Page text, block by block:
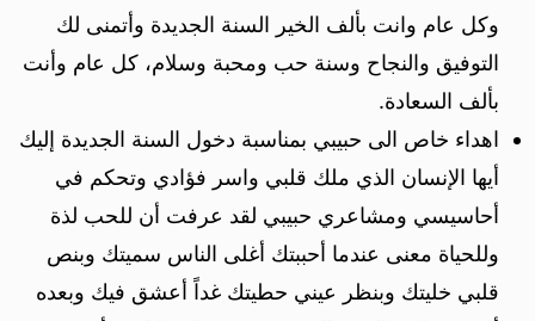
وكل عام وانت بألف الخير السنة الجديدة وأتمنى لك
التوفيق والنجاح وسنة حب ومحبة وسلام، كل عام وأنت
بألف السعادة.
اهداء خاص الى حبيبي بمناسبة دخول السنة الجديدة إليك
أيها الإنسان الذي ملك قلبي واسر فؤادي وتحكم في
أحاسيسي ومشاعري حبيبي لقد عرفت أن للحب لذة
وللحياة معنى عندما أحببتك أغلى الناس سميتك وبنص
قلبي خليتك وبنظر عيني حطيتك غداً أعشق فيك وبعده